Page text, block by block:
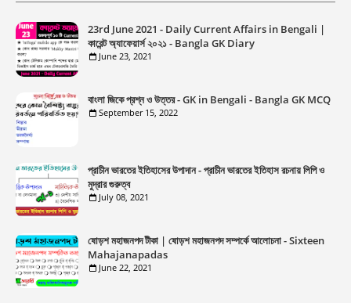
23rd June 2021 - Daily Current Affairs in Bengali |
কারেন্ট অ্যাফেয়ার্স ২০২১ - Bangla GK Diary
June 23, 2021
বাংলা জিকে প্রশ্ন ও উত্তর - GK in Bengali - Bangla GK MCQ
September 15, 2022
প্রাচীন ভারতের ইতিহাসের উপাদান - প্রাচীন ভারতের ইতিহাস রচনায় লিপি ও
মুদ্রার গুরুত্ব
July 08, 2021
ষোড়শ মহাজনপদ টীকা | ষোড়শ মহাজনপদ সম্পর্কে আলোচনা - Sixteen
Mahajanapadas
June 22, 2021